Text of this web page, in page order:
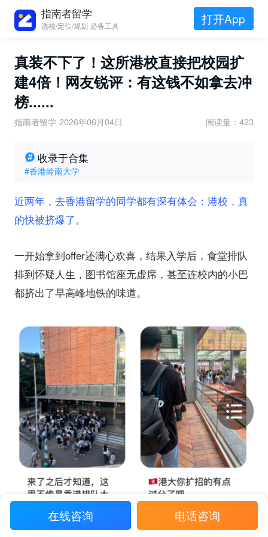
指南者留学
选校/定位/规划 必备工具 打开App
真装不下了！这所港校直接把校园扩
建4倍！网友锐评：有这钱不如拿去冲
榜......
指南者留学 2026年06月04日 阅读量：423
收录于合集
#香港岭南大学
近两年，去香港留学的同学都有深有体会：港校，真
的快被挤爆了。
一开始拿到offer还满心欢喜，结果入学后，食堂排队
排到怀疑人生，图书馆座无虚席，甚至连校内的小巴
都挤出了早高峰地铁的味道。
在线咨询 电话咨询